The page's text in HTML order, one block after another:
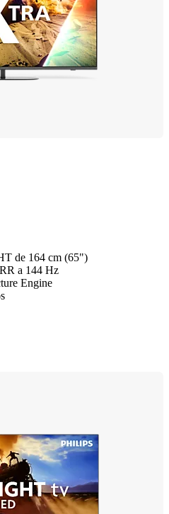
de 164 cm (65")
a 144 Hz
Engine